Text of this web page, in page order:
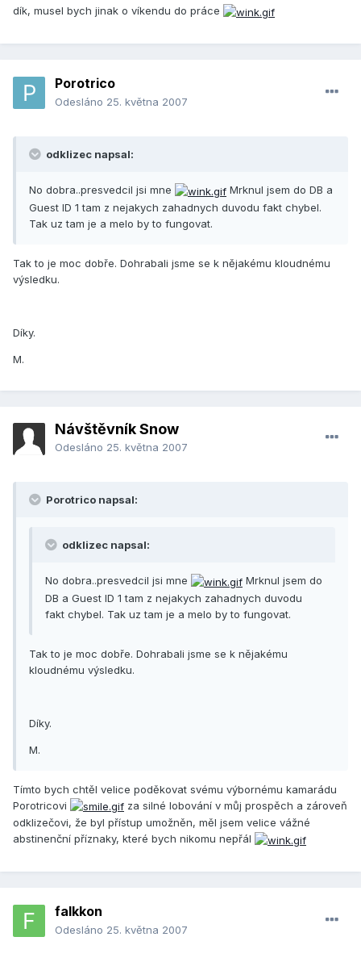
dík, musel bych jinak o víkendu do práce
Porotrico
Odesláno 25. května 2007
odklizec napsal:
No dobra..presvedcil jsi mne
Mrknul jsem do DB a
Guest ID 1 tam z nejakych zahadnych duvodu fakt chybel.
Tak uz tam je a melo by to fungovat.
Tak to je moc dobře. Dohrabali jsme se k nějakému kloudnému
výsledku.
Díky.
M.
Návštěvník Snow
Odesláno 25. května 2007
Porotrico napsal:
odklizec napsal:
No dobra..presvedcil jsi mne
Mrknul jsem do
DB a Guest ID 1 tam z nejakych zahadnych duvodu
fakt chybel. Tak uz tam je a melo by to fungovat.
Tak to je moc dobře. Dohrabali jsme se k nějakému
kloudnému výsledku.
Díky.
M.
Tímto bych chtěl velice poděkovat svému výbornému kamarádu
Porotricovi
za silné lobování v můj prospěch a zároveň
odklizečovi, že byl přístup umožněn, měl jsem velice vážné
abstinenční příznaky, které bych nikomu nepřál
falkkon
Odesláno 25. května 2007